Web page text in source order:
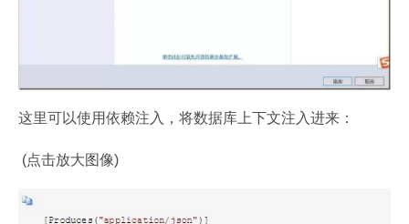
这里可以使用依赖注入，将数据库上下文注入进来：
(点击放大图像)